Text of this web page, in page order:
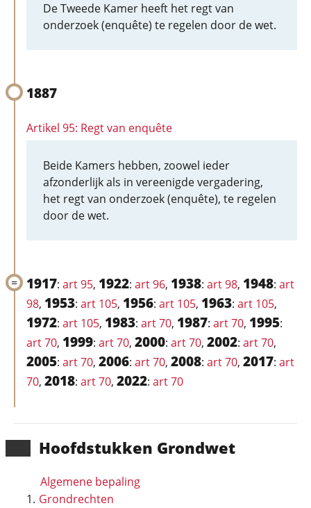
Hoofd­stukken Grondwet
Algemene bepaling
Grondrechten
De Tweede Kamer heeft het regt van
onderzoek (enquête) te regelen door de wet.
1887
Artikel 95: Regt van enquête
Beide Kamers hebben, zoowel ieder
afzonderlijk als in vereenigde vergadering,
het regt van onderzoek (enquête), te regelen
door de wet.
1917: art 95, 1922: art 96, 1938: art 98, 1948: art
98, 1953: art 105, 1956: art 105, 1963: art 105,
1972: art 105, 1983: art 70, 1987: art 70, 1995:
art 70, 1999: art 70, 2000: art 70, 2002: art 70,
2005: art 70, 2006: art 70, 2008: art 70, 2017: art
70, 2018: art 70, 2022: art 70